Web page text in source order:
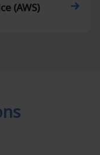
(AWS)